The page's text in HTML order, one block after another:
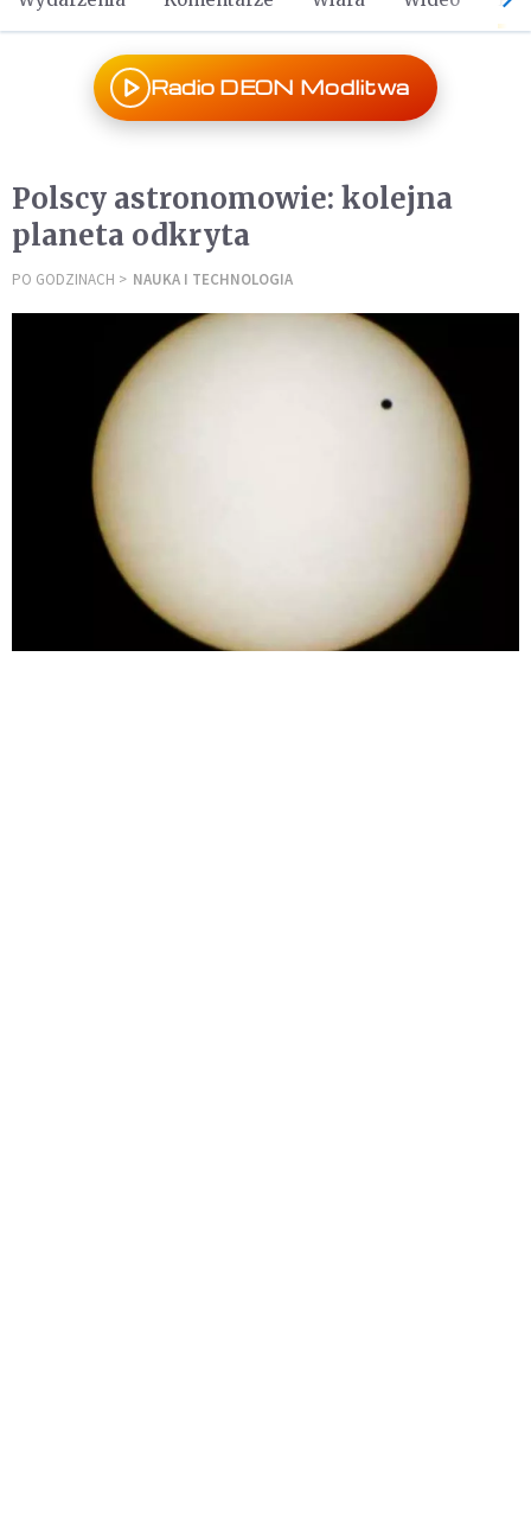
Radio DEON Modlitwa
Polscy astronomowie: kolejna
planeta odkryta
PO GODZINACH NAUKA I TECHNOLOGIA